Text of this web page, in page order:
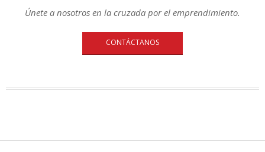
Únete a nosotros en la cruzada por el emprendimiento.
CONTÁCTANOS